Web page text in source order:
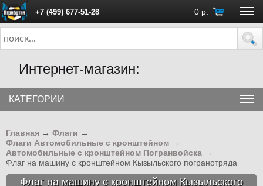
+7 (499) 677-51-28 0 р.
ПН - ПТ с 10:00 до 18:00 (Москва)
Интернет-магазин:
КАТЕГОРИИ
Главная → Флаги →
Флаги Автомобильные с кронштейном →
Автомобильные с кронштейном Погранвойска →
Флаг на машину с кронштейном Кызыльского погранотряда
Флаг на машину с кронштейном Кызыльского